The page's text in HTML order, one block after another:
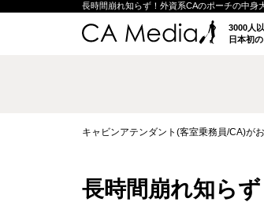
長時間崩れ知らず！外資系CAのポーチの中身
3000人
日本初
キャビンアテンダント(客室乗務員/CA)が
長時間崩れ知ら